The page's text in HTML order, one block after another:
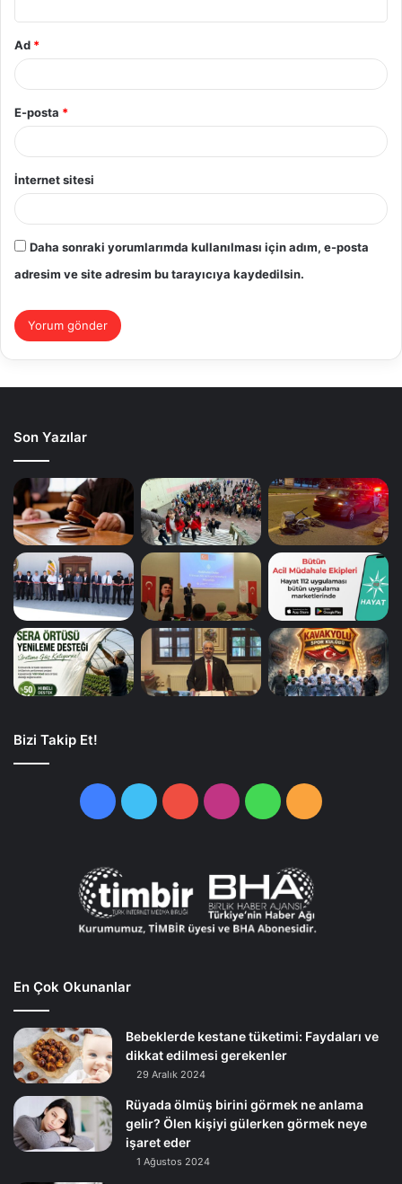
Ad *
E-posta *
İnternet sitesi
Daha sonraki yorumlarımda kullanılması için adım, e-posta
adresim ve site adresim bu tarayıcıya kaydedilsin.
Son Yazılar
Bizi Takip Et!
FacebookTwitterYouTubeInstagramWhatsApp
RSS
En Çok Okunanlar
Bebeklerde kestane tüketimi: Faydaları ve
dikkat edilmesi gerekenler
29 Aralık 2024
Rüyada ölmüş birini görmek ne anlama
gelir? Ölen kişiyi gülerken görmek neye
işaret eder
1 Ağustos 2024